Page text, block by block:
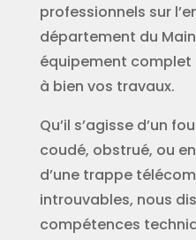
professionnels sur
département du
équipement
à bien vos travaux.
Qu’il s’agisse d’un
coudé, obstrué, ou
d’une trappe
introuvables, nous
compétences